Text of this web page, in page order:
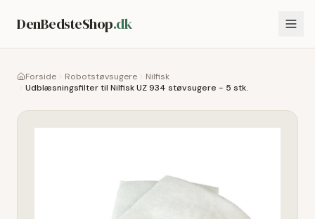
DenBedsteShop.dk
Forside Robotstøvsugere
Nilfisk
Udblæsningsfilter til Nilfisk UZ 934 støvsugere - 5 stk.